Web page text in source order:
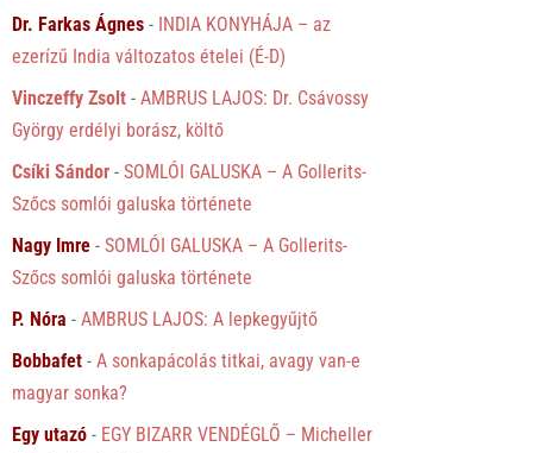
Dr. Farkas Ágnes - INDIA KONYHÁJA – az
ezerízű India változatos ételei (É-D)
Vinczeffy Zsolt -AMBRUS LAJOS: Dr. Csávossy
György erdélyi borász, költő
Csíki Sándor -SOMLÓI GALUSKA – A Gollerits-
Szőcs somlói galuska története
Nagy Imre -SOMLÓI GALUSKA – A Gollerits-
Szőcs somlói galuska története
P. Nóra -AMBRUS LAJOS: A lepkegyűjtő
Bobbafet -A sonkapácolás titkai, avagy van-e
magyar sonka?
Egy utazó - EGY BIZARR VENDÉGLŐ – Micheller